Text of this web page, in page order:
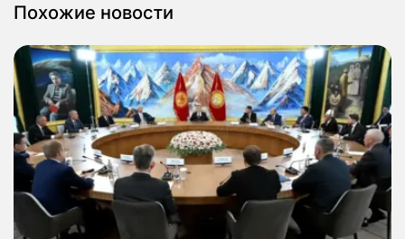
Похожие новости